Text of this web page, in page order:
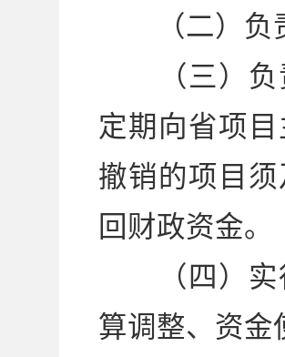
（二）负责
（三）负责
定期向省项
撤销的项目
回财政资金。
（四）实行
算调整、资金